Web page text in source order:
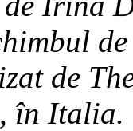
de
în Italia.